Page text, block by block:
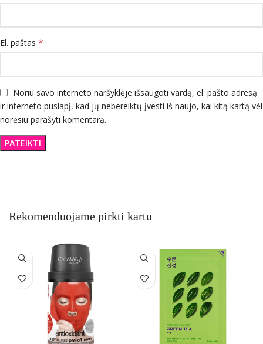
El. paštas *
Noriu savo interneto naršyklėje išsaugoti vardą, el. pašto adresą
ir interneto puslapį, kad jų nebereiktų įvesti iš naujo, kai kitą kartą vėl
norėsiu parašyti komentarą.
Rekomenduojame pirkti kartu